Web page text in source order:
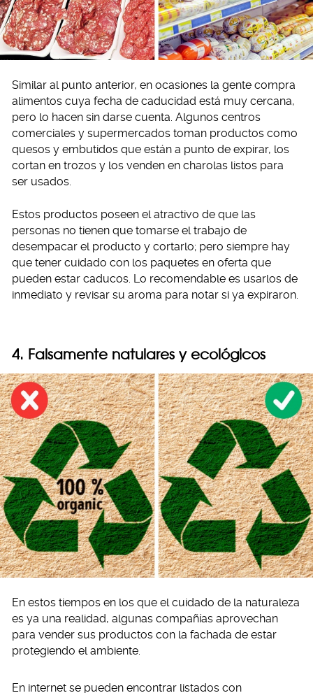
Similar al punto anterior, en ocasiones la gente compra
alimentos cuya fecha de caducidad está muy cercana,
pero lo hacen sin darse cuenta. Algunos centros
comerciales y supermercados toman productos como
quesos y embutidos que están a punto de expirar, los
cortan en trozos y los venden en charolas listos para
ser usados.
Estos productos poseen el atractivo de que las
personas no tienen que tomarse el trabajo de
desempacar el producto y cortarlo; pero siempre hay
que tener cuidado con los paquetes en oferta que
pueden estar caducos. Lo recomendable es usarlos de
inmediato y revisar su aroma para notar si ya expiraron.
4. Falsamente natulares y ecológicos
En estos tiempos en los que el cuidado de la naturaleza
es ya una realidad, algunas compañías aprovechan
para vender sus productos con la fachada de estar
protegiendo el ambiente.
En internet se pueden encontrar listados con